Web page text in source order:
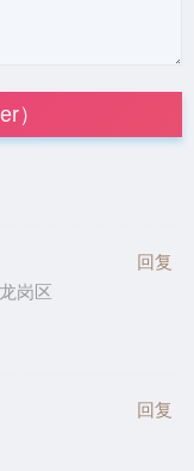
）
岗区
回复
回复